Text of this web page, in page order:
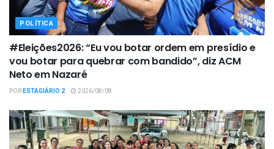
POLÍTICA
#Eleições2026: “Eu vou botar ordem em presídio e
vou botar para quebrar com bandido”, diz ACM
Neto em Nazaré
PORESTAGIÁRIO 2 2026/08/08